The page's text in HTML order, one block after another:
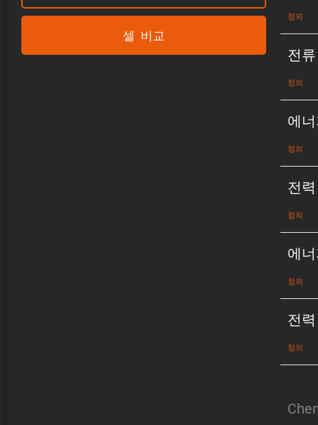
셀 비교
정의
전류
정의
에너
정의
전력
정의
에
정의
전
정의